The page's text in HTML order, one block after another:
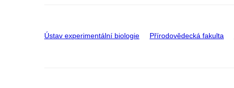
Ústav experimentální biologie Přírodovědecká fakulta